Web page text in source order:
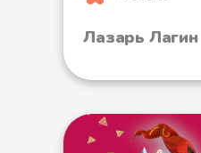
Лазарь Лагин